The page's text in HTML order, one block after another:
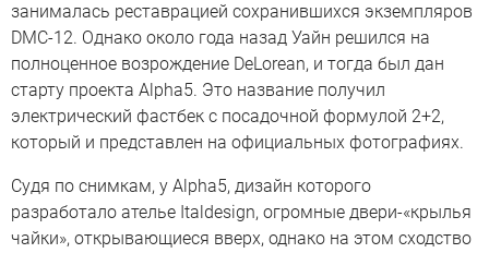
занималась реставрацией сохранившихся экземпляров
DMC-12. Однако около года назад Уайн решился на
полноценное возрождение DeLorean, и тогда был дан
старту проекта Alpha5. Это название получил
электрический фастбек с посадочной формулой 2+2,
который и представлен на официальных фотографиях.
Судя по снимкам, у Alpha5, дизайн которого
разработало ателье Italdesign, огромные двери-«крылья
чайки», открывающиеся вверх, однако на этом сходство